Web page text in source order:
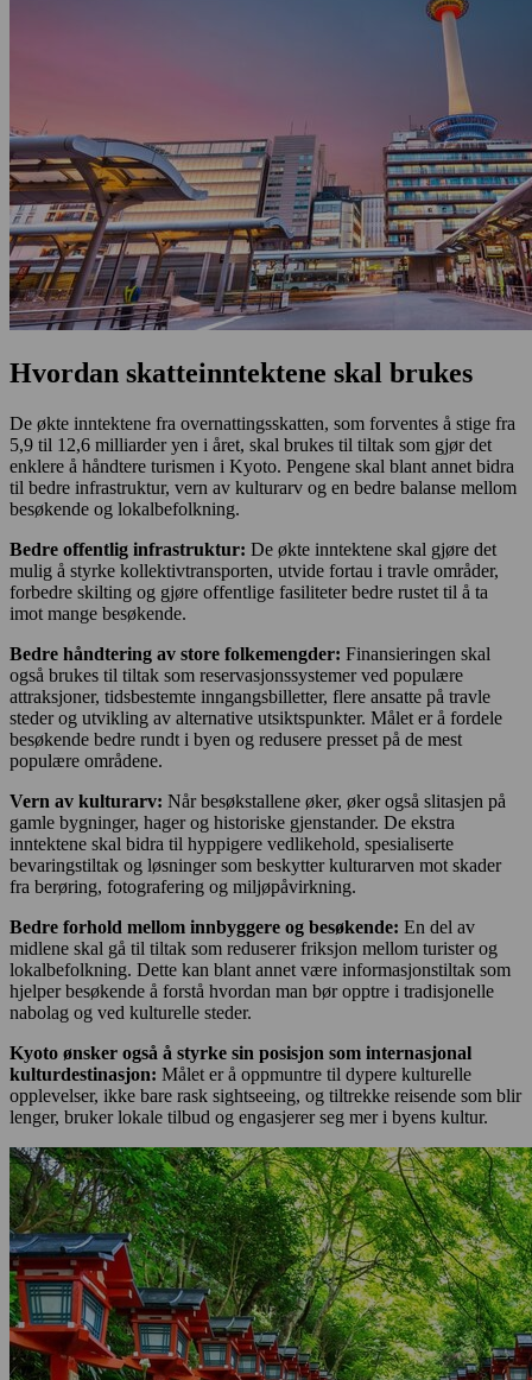
Hvordan skatteinntektene skal brukes
De økte inntektene fra overnattingsskatten, som forventes å stige fra
5,9 til 12,6 milliarder yen i året, skal brukes til tiltak som gjør det
enklere å håndtere turismen i Kyoto. Pengene skal blant annet bidra
til bedre infrastruktur, vern av kulturarv og en bedre balanse mellom
besøkende og lokalbefolkning.
Bedre offentlig infrastruktur: De økte inntektene skal gjøre det
mulig å styrke kollektivtransporten, utvide fortau i travle områder,
forbedre skilting og gjøre offentlige fasiliteter bedre rustet til å ta
imot mange besøkende.
Bedre håndtering av store folkemengder: Finansieringen skal
også brukes til tiltak som reservasjonssystemer ved populære
attraksjoner, tidsbestemte inngangsbilletter, flere ansatte på travle
steder og utvikling av alternative utsiktspunkter. Målet er å fordele
besøkende bedre rundt i byen og redusere presset på de mest
populære områdene.
Vern av kulturarv: Når besøkstallene øker, øker også slitasjen på
gamle bygninger, hager og historiske gjenstander. De ekstra
inntektene skal bidra til hyppigere vedlikehold, spesialiserte
bevaringstiltak og løsninger som beskytter kulturarven mot skader
fra berøring, fotografering og miljøpåvirkning.
Bedre forhold mellom innbyggere og besøkende: En del av
midlene skal gå til tiltak som reduserer friksjon mellom turister og
lokalbefolkning. Dette kan blant annet være informasjonstiltak som
hjelper besøkende å forstå hvordan man bør opptre i tradisjonelle
nabolag og ved kulturelle steder.
Kyoto ønsker også å styrke sin posisjon som internasjonal
kulturdestinasjon: Målet er å oppmuntre til dypere kulturelle
opplevelser, ikke bare rask sightseeing, og tiltrekke reisende som blir
lenger, bruker lokale tilbud og engasjerer seg mer i byens kultur.